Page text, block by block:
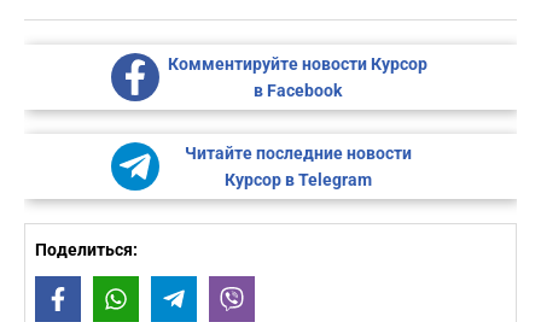
Комментируйте новости Курсор
в Facebook
Читайте последние новости
Курсор в Telegram
Поделиться:
FacebookWhatsAppTelegram